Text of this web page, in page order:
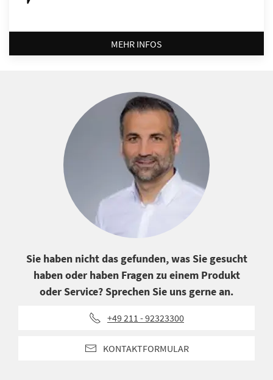
MEHR INFOS
Sie haben nicht das gefunden, was Sie gesucht
haben oder haben Fragen zu einem Produkt
oder Service? Sprechen Sie uns gerne an.
+49 211 - 92323300
KONTAKTFORMULAR